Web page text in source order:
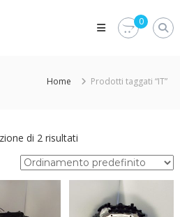
0
Home Prodotti taggati “IT”
di 2 risultati